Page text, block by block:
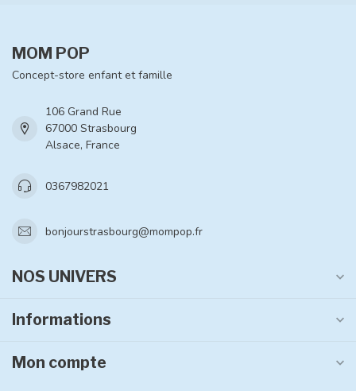
MOM POP
Concept-store enfant et famille
106 Grand Rue
67000 Strasbourg
Alsace, France
0367982021
bonjourstrasbourg@mompop.fr
NOS UNIVERS
Informations
Mon compte